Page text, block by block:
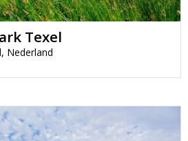
Texel
Nederland